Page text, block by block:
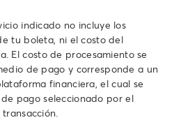
indicado no incluye los
tu boleta, ni el costo del
El costo de procesamiento se
de pago y corresponde a un
financiera, el cual se
pago seleccionado por el